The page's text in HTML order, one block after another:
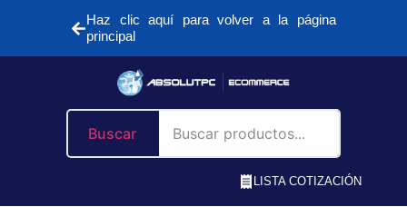
Haz clic aquí para volver a la página
principal
Buscar
LISTA COTIZACIÓN